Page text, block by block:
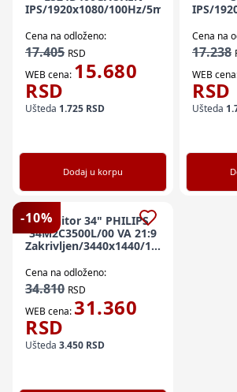
IPS/1920x1080/100Hz/5ms/
Cena na odloženo:
17.405 RSD
WEB cena: 15.680
RSD
Ušteda 1.725 RSD
Dodaj u korpu
IPS/
Cena na
17.238
WEB
RSD
Ušteda
-10%
Monitor 34" PHILIPS
34M2C3500L/00 VA 21:9
Zakrivljen/3440x1440/180Hz/1ms/GtG/
Cena na odloženo:
34.810 RSD
WEB cena:31.360
RSD
Ušteda 3.450 RSD